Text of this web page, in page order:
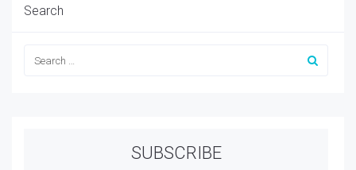
Search
SUBSCRIBE